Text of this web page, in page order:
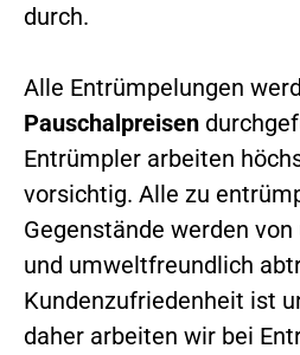
durch.
Alle Entrümpelungen
Pauschalpreisen
Entrümpler arbeiten
vorsichtig. Alle zu
Gegenstände werden
und umweltfreundlich
Kundenzufriedenheit ist
daher arbeiten wir bei